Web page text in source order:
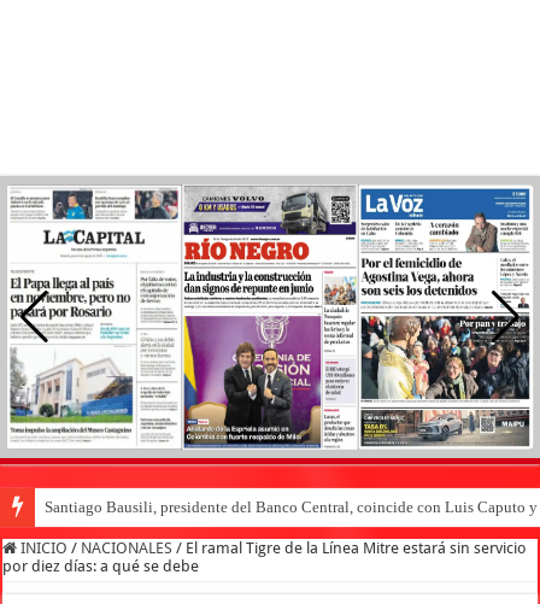
Santiago Bausili, presidente del Banco Central, coincide con Luis Caputo
INICIO / NACIONALES / El ramal Tigre de la Línea Mitre estará sin servicio
por diez días: a qué se debe